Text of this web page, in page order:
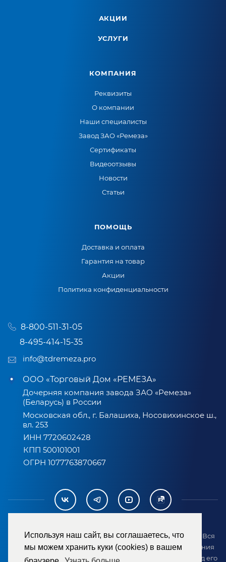
Используя наш сайт, вы соглашаетесь, что
мы можем хранить куки (cookies) в вашем
АКЦИИ
УСЛУГИ
КОМПАНИЯ
Реквизиты
О компании
Наши специалисты
Завод ЗАО «Ремеза»
Сертификаты
Видеоотзывы
Новости
Статьи
ПОМОЩЬ
Доставка и оплата
Гарантия на товар
Акции
Политика конфиденциальности
8-800-511-31-05
8-495-414-15-35
info@tdremeza.pro
ООО «Торговый Дом «РЕМЕЗА»
Дочерняя компания завода ЗАО «Ремеза»
(Беларусь) в России
Московская обл., г. Балашиха, Носовихинское ш.,
вл. 253
ИНН 7720602428
КПП 500101001
ОГРН 1077763870667
2007-2026 © ООО «ТД «РЕМЕЗА». Все права защищены. Вся
информация на сайте размещена в целях предоставления
возможности покупателю ознакомиться с товаром перед его